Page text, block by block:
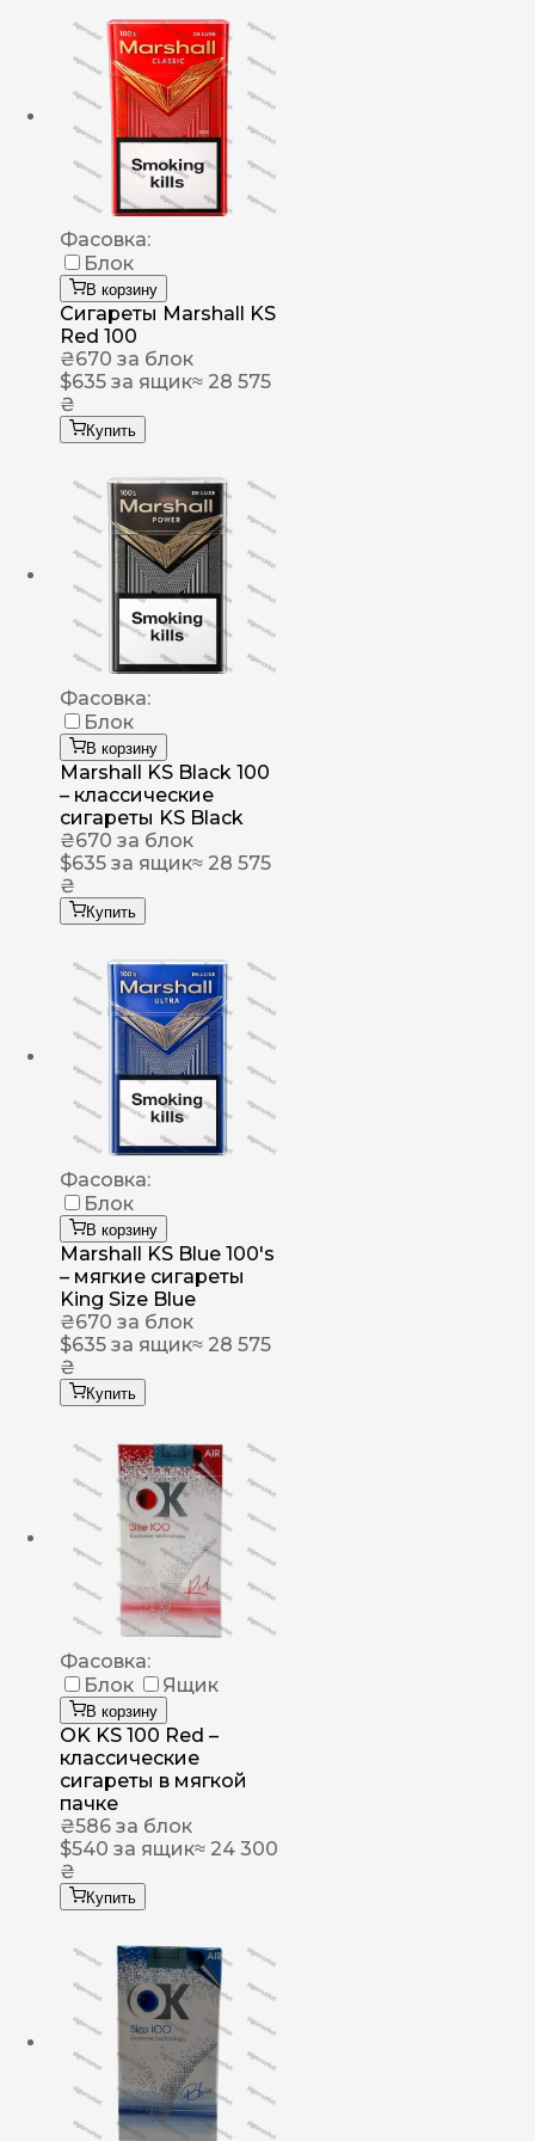
Фасовка:
Блок
В корзину
Сигареты Marshall KS
Red 100
₴670 за блок
$635 за ящик≈ 28 575
₴
Купить
Фасовка:
Блок
В корзину
Marshall KS Black 100
– классические
сигареты KS Black
₴670 за блок
$635 за ящик≈ 28 575
₴
Купить
Фасовка:
Блок
В корзину
Marshall KS Blue 100's
– мягкие сигареты
King Size Blue
₴670 за блок
$635 за ящик≈ 28 575
₴
Купить
Фасовка:
Блок
Ящик
В корзину
OK KS 100 Red –
классические
сигареты в мягкой
пачке
₴586 за блок
$540 за ящик≈ 24 300
₴
Купить